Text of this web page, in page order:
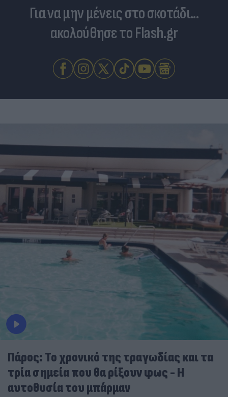
Για να μην μένεις στο σκοτάδι...
ακολούθησε το Flash.gr
Πάρος: Το χρονικό της τραγωδίας και τα
τρία σημεία που θα ρίξουν φως - Η
αυτοθυσία του μπάρμαν